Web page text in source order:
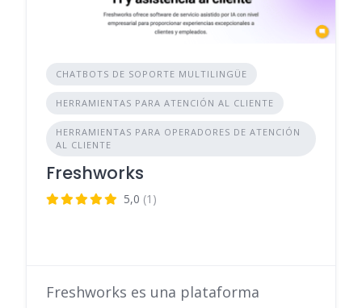
CHATBOTS DE SOPORTE MULTILINGÜE
HERRAMIENTAS PARA ATENCIÓN AL CLIENTE
HERRAMIENTAS PARA OPERADORES DE ATENCIÓN
AL CLIENTE
Freshworks
5,0 (1)
Freshworks es una plataforma